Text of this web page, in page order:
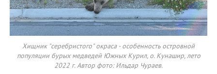
Хищник "серебристого" окраса - особенность островной
популяции бурых медведей Южных Курил, о. Кунашир, лето
2022 г. Автор фото: Ильдар Чураев.